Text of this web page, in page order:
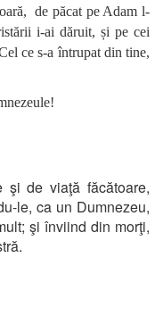
de păcat pe Adam l-
i-ai dăruit, și pe cei
ce s-a întrupat din tine,
de viaţă făcătoare,
le, ca un Dumnezeu,
şi înviind din morţi,